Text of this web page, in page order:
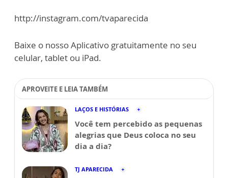
http://instagram.com/tvaparecida
Baixe o nosso Aplicativo gratuitamente no seu
celular, tablet ou iPad.
APROVEITE E LEIA TAMBÉM
LAÇOS E HISTÓRIAS
Você tem percebido as pequenas
alegrias que Deus coloca no seu
dia a dia?
TJ APARECIDA